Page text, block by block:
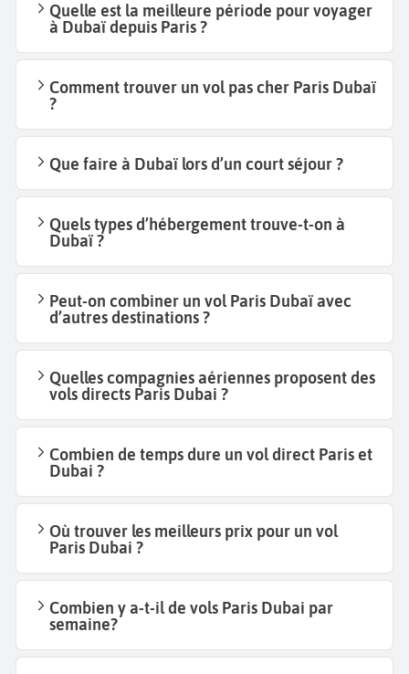
Quelle est la meilleure période pour voyager
à Dubaï depuis Paris ?
Comment trouver un vol pas cher Paris Dubaï
?
Que faire à Dubaï lors d’un court séjour ?
Quels types d’hébergement trouve-t-on à
Dubaï ?
Peut-on combiner un vol Paris Dubaï avec
d’autres destinations ?
Quelles compagnies aériennes proposent des
vols directs Paris Dubai ?
Combien de temps dure un vol direct Paris et
Dubai ?
Où trouver les meilleurs prix pour un vol
Paris Dubai ?
Combien y a-t-il de vols Paris Dubai par
semaine?